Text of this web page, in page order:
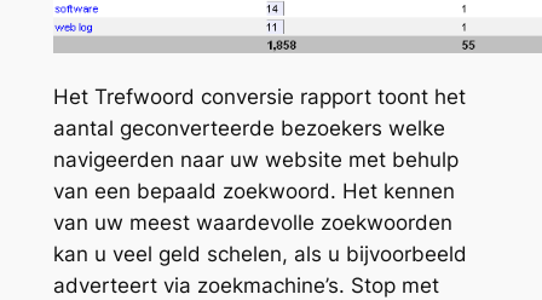
Het Trefwoord conversie rapport toont het
aantal geconverteerde bezoekers welke
navigeerden naar uw website met behulp
van een bepaald zoekwoord. Het kennen
van uw meest waardevolle zoekwoorden
kan u veel geld schelen, als u bijvoorbeeld
adverteert via zoekmachine’s. Stop met